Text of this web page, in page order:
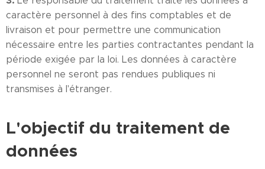
caractère personnel à des fins comptables et de
livraison et pour permettre une communication
nécessaire entre les parties contractantes pendant la
période exigée par la loi. Les données à caractère
personnel ne seront pas rendues publiques ni
transmises à l'étranger.
L'objectif du traitement de
données